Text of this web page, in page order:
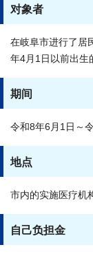
对象者
在岐阜市进行了居
年4月1日以前出生
期间
令和8年6月1日～
地点
市内的实施医疗机
自己负担金